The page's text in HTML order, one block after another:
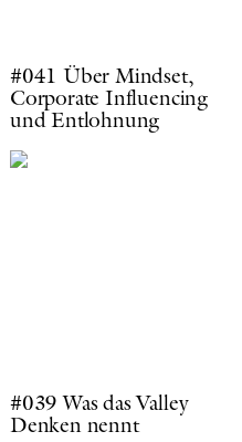
#041 Über Mindset,
Corporate Influencing
und Entlohnung
#039 Was das Valley
Denken nennt